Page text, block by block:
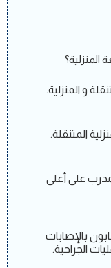
و المنزلية.
على أعلى
بالإصابات
الجراحية.